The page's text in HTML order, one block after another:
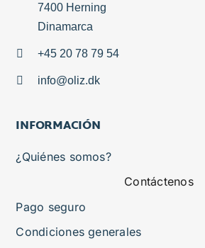
7400 Herning
Dinamarca
+45 20 78 79 54
info@oliz.dk
INFORMACIÓN
¿Quiénes somos?
Contáctenos
Pago seguro
Condiciones generales